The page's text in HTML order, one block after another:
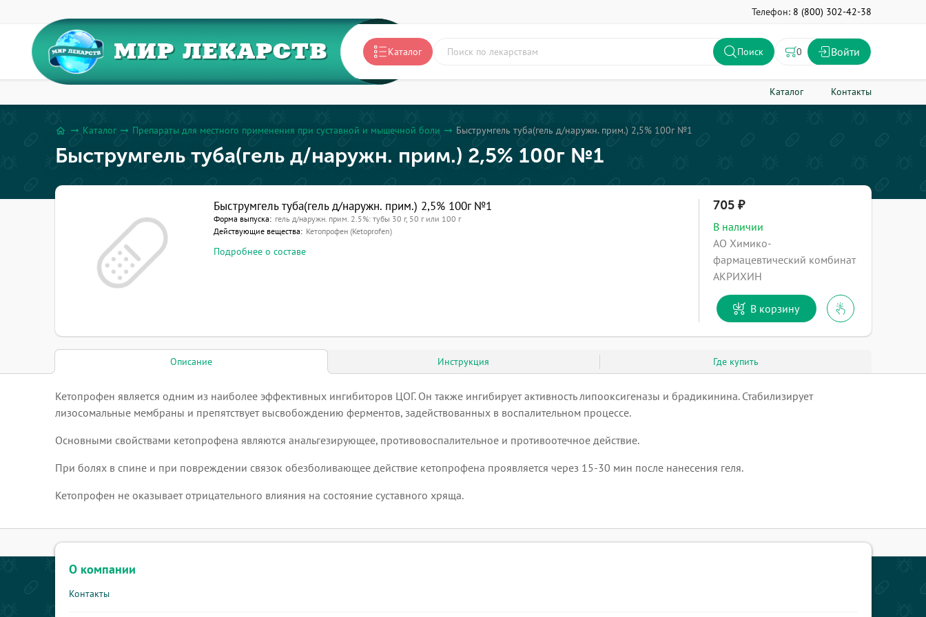
Телефон: 8 (800) 302-42-38
МИР ЛЕКАРСТВ Каталог Поиск 0 Войти
Каталог Контакты
home arrow_right_alt Каталог arrow_right_alt Препараты для местного применения при суставной и мышечной боли arrow_right_alt Быструмгель туба(гель д/наружн. прим.) 2,5% 100г №1
Быструмгель туба(гель д/наружн. прим.) 2,5% 100г №1
Быструмгель туба(гель д/наружн. прим.) 2,5% 100г №1
Форма выпуска: гель д/наружн. прим. 2.5%: тубы 30 г, 50 г или 100 г
Действующие вещества: Кетопрофен (Ketoprofen)
Подробнее о составе
705
В наличии
АО Химико-
фармацевтический комбинат
АКРИХИН
В корзину
Описание Инструкция Где купить
Кетопрофен является одним из наиболее эффективных ингибиторов ЦОГ. Он также ингибирует активность липооксигеназы и брадикинина. Стабилизирует
лизосомальные мембраны и препятствует высвобождению ферментов, задействованных в воспалительном процессе.
Основными свойствами кетопрофена являются анальгезирующее, противовоспалительное и противоотечное действие.
При болях в спине и при повреждении связок обезболивающее действие кетопрофена проявляется через 15-30 мин после нанесения геля.
Кетопрофен не оказывает отрицательного влияния на состояние суставного хряща.
О компании
Контакты